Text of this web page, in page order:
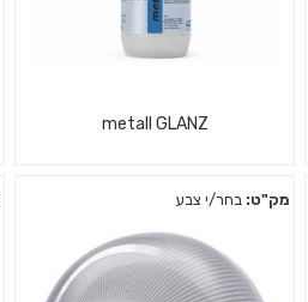
metall GLANZ
חומר לניקוי חלודה ואבנית, הברקת
ברזים, ניקל, פליז ונירוסטה
מק"ט: בחר/י צבע